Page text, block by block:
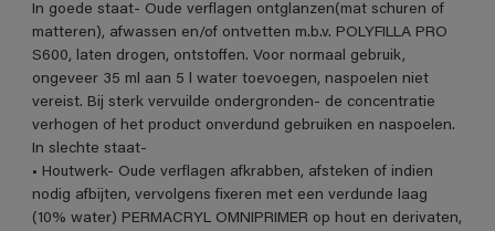
In goede staat- Oude verflagen ontglanzen(mat schuren of
matteren), afwassen en/of ontvetten m.b.v. POLYFILLA PRO
S600, laten drogen, ontstoffen. Voor normaal gebruik,
ongeveer 35 ml aan 5 l water toevoegen, naspoelen niet
vereist. Bij sterk vervuilde ondergronden- de concentratie
verhogen of het product onverdund gebruiken en naspoelen.
In slechte staat-
• Houtwerk- Oude verflagen afkrabben, afsteken of indien
nodig afbijten, vervolgens fixeren met een verdunde laag
(10% water) PERMACRYL OMNIPRIMER op hout en derivaten,